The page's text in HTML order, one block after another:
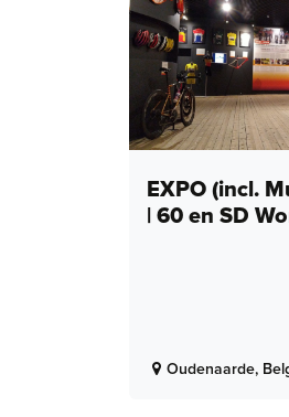
EXPO (incl.
| 60 en SD
Oudenaarde,